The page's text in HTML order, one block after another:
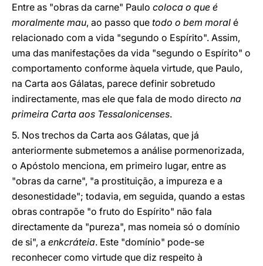
Entre as "obras da carne" Paulo coloca o que é
moralmente mau, ao passo que todo o bem moral é
relacionado com a vida "segundo o Espírito". Assim,
uma das manifestações da vida "segundo o Espírito" o
comportamento conforme àquela virtude, que Paulo,
na Carta aos Gálatas, parece definir sobretudo
indirectamente, mas ele que fala de modo directo na
primeira Carta aos Tessalonicenses.
5. Nos trechos da Carta aos Gálatas, que já
anteriormente submetemos a análise pormenorizada,
o Apóstolo menciona, em primeiro lugar, entre as
"obras da carne", "a prostituição, a impureza e a
desonestidade"; todavia, em seguida, quando a estas
obras contrapõe "o fruto do Espírito" não fala
directamente da "pureza", mas nomeia só o domínio
de si", a enkcráteia. Este "domínio" pode-se
reconhecer como virtude que diz respeito à